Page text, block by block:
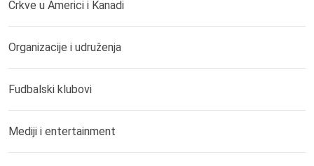
Crkve u Americi i Kanadi
Organizacije i udruženja
Fudbalski klubovi
Mediji i entertainment